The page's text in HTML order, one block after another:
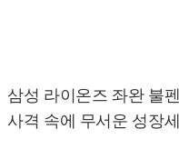
삼성 라이온즈 좌완 불
사격 속에 무서운 성장